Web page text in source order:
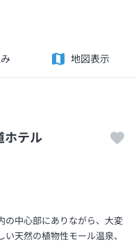
地図表示
テル
の中心部にありながら、大変
い天然の植物性モール温泉、